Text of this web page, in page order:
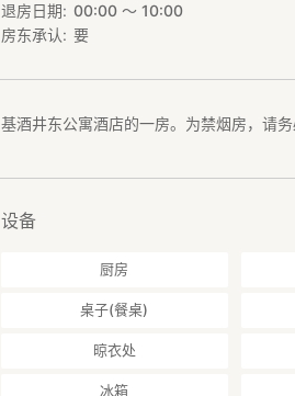
退房日期
00:00 〜 10:00
房东承认
要
基酒井东公寓酒店的一房。为禁烟房，请务
设备
厨房
桌子(餐桌)
晾衣处
冰箱